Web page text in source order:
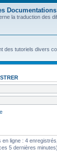
Documentations
la traduction des
des tutoriels divers
en ligne : 4
5 dernières